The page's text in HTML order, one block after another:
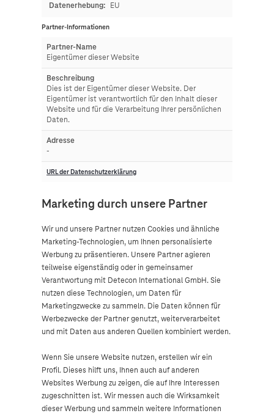
Datenerhebung: EU
Partner-Informationen
Partner-Name
Eigentümer dieser Website
Beschreibung
Dies ist der Eigentümer dieser Website. Der
Eigentümer ist verantwortlich für den Inhalt dieser
Website und für die Verarbeitung Ihrer persönlichen
Daten.
Adresse
-
URL der Datenschutzerklärung
Marketing durch unsere Partner
Wir und unsere Partner nutzen Cookies und ähnliche
Marketing-Technologien, um Ihnen personalisierte
Werbung zu präsentieren. Unsere Partner agieren
teilweise eigenständig oder in gemeinsamer
Verantwortung mit Detecon International GmbH. Sie
nutzen diese Technologien, um Daten für
Marketingzwecke zu sammeln. Die Daten können für
Werbezwecke der Partner genutzt, weiterverarbeitet
und mit Daten aus anderen Quellen kombiniert werden.
Wenn Sie unsere Website nutzen, erstellen wir ein
Profil. Dieses hilft uns, Ihnen auch auf anderen
Websites Werbung zu zeigen, die auf Ihre Interessen
zugeschnitten ist. Wir messen auch die Wirksamkeit
dieser Werbung und sammeln weitere Informationen